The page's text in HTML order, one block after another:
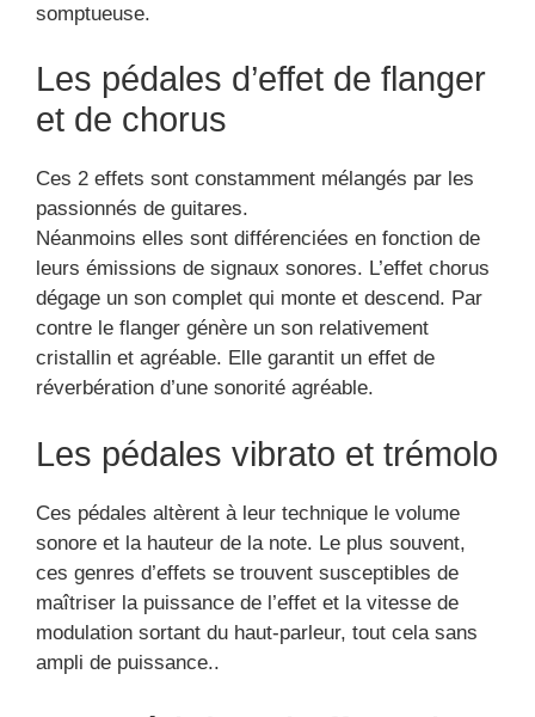
somptueuse.
Les pédales d’effet de flanger
et de chorus
Ces 2 effets sont constamment mélangés par les
passionnés de guitares.
Néanmoins elles sont différenciées en fonction de
leurs émissions de signaux sonores. L’effet chorus
dégage un son complet qui monte et descend. Par
contre le flanger génère un son relativement
cristallin et agréable. Elle garantit un effet de
réverbération d’une sonorité agréable.
Les pédales vibrato et trémolo
Ces pédales altèrent à leur technique le volume
sonore et la hauteur de la note. Le plus souvent,
ces genres d’effets se trouvent susceptibles de
maîtriser la puissance de l’effet et la vitesse de
modulation sortant du haut-parleur, tout cela sans
ampli de puissance..